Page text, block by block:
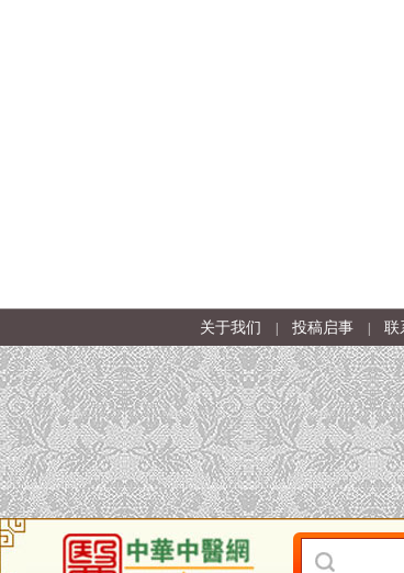
关于我们 投稿启事 联